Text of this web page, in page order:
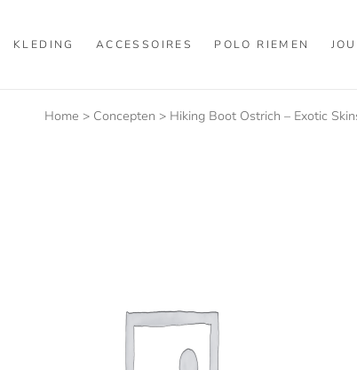
KLEDING ACCESSOIRES POLO RIEMEN
Home > Concepten > Hiking Boot Ostrich – Exotic